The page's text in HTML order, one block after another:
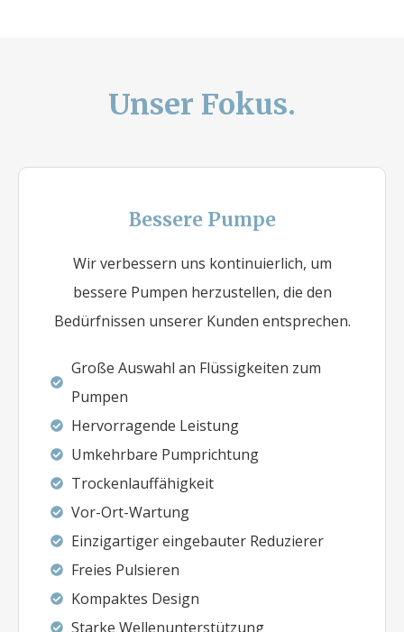
Unser Fokus.
Bessere Pumpe
Wir verbessern uns kontinuierlich, um
bessere Pumpen herzustellen, die den
Bedürfnissen unserer Kunden entsprechen.
Große Auswahl an Flüssigkeiten zum
Pumpen
Hervorragende Leistung
Umkehrbare Pumprichtung
Trockenlauffähigkeit
Vor-Ort-Wartung
Einzigartiger eingebauter Reduzierer
Freies Pulsieren
Kompaktes Design
Starke Wellenunterstützung